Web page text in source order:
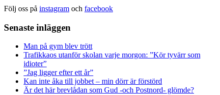
Följ oss på instagram och facebook
Senaste inläggen
Man på gym blev trött
Trafikkaos utanför skolan varje morgon: ”Kör tyvärr som
idioter”
”Jag ligger efter ett år”
Kan inte åka till jobbet – min dörr är förstörd
Är det här brevlådan som Gud -och Postnord- glömde?